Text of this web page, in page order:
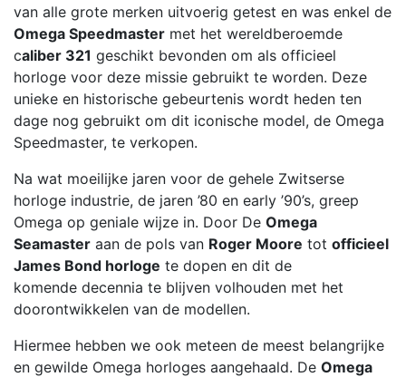
van alle grote merken uitvoerig getest en was enkel de
Omega Speedmaster met het wereldberoemde
caliber 321 geschikt bevonden om als officieel
horloge voor deze missie gebruikt te worden. Deze
unieke en historische gebeurtenis wordt heden ten
dage nog gebruikt om dit iconische model, de Omega
Speedmaster, te verkopen.
Na wat moeilijke jaren voor de gehele Zwitserse
horloge industrie, de jaren ’80 en early ’90’s, greep
Omega op geniale wijze in. Door De Omega
Seamaster aan de pols van Roger Moore tot officieel
James Bond horloge te dopen en dit de
komende decennia te blijven volhouden met het
doorontwikkelen van de modellen.
Hiermee hebben we ook meteen de meest belangrijke
en gewilde Omega horloges aangehaald. De Omega